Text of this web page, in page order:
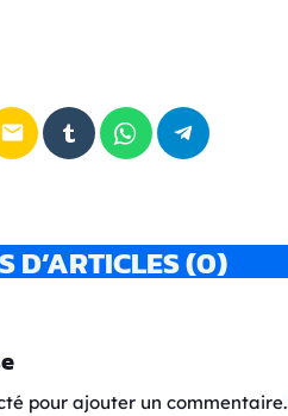
email
D’ARTICLES (0)
pour ajouter un commentaire.